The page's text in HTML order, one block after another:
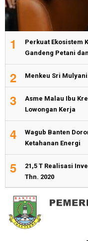
1
Perkuat Ekosistem
Gandeng Petani
2 Menkeu Sri
3
Asme Malau Ibu
Lowongan Kerja
4
Wagub Banten
Ketahanan Energi
5
21,5 T Realisasi
Thn. 2020